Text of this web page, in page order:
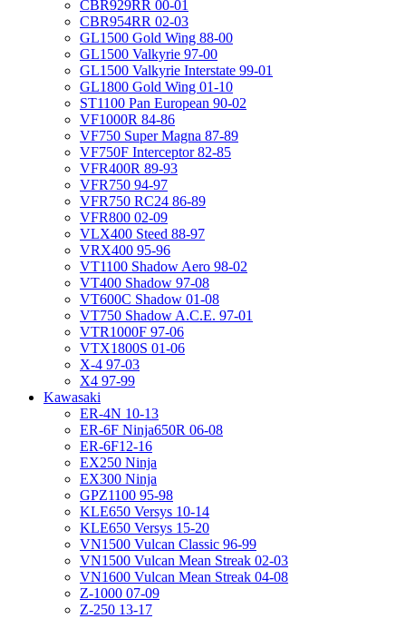
CBR929RR 00-01
CBR954RR 02-03
GL1500 Gold Wing 88-00
GL1500 Valkyrie 97-00
GL1500 Valkyrie Interstate 99-01
GL1800 Gold Wing 01-10
ST1100 Pan European 90-02
VF1000R 84-86
VF750 Super Magna 87-89
VF750F Interceptor 82-85
VFR400R 89-93
VFR750 94-97
VFR750 RC24 86-89
VFR800 02-09
VLX400 Steed 88-97
VRX400 95-96
VT1100 Shadow Aero 98-02
VT400 Shadow 97-08
VT600C Shadow 01-08
VT750 Shadow A.C.E. 97-01
VTR1000F 97-06
VTX1800S 01-06
X-4 97-03
X4 97-99
Kawasaki
ER-4N 10-13
ER-6F Ninja650R 06-08
ER-6F12-16
EX250 Ninja
EX300 Ninja
GPZ1100 95-98
KLE650 Versys 10-14
KLE650 Versys 15-20
VN1500 Vulcan Classic 96-99
VN1500 Vulcan Mean Streak 02-03
VN1600 Vulcan Mean Streak 04-08
Z-1000 07-09
Z-250 13-17